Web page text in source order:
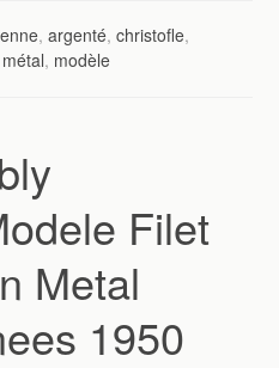
,argenté,christofle,
métal, modèle
Filet
Metal
1950